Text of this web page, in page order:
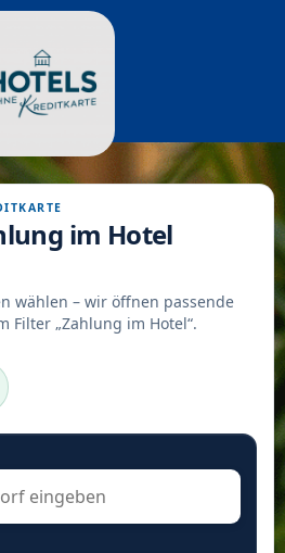
im Hotel
wählen – wir öffnen passende
Filter „Zahlung im Hotel“.